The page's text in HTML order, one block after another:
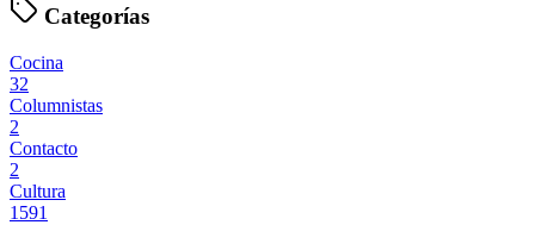
Categorías
Cocina
32
Columnistas
2
Contacto
2
Cultura
1591